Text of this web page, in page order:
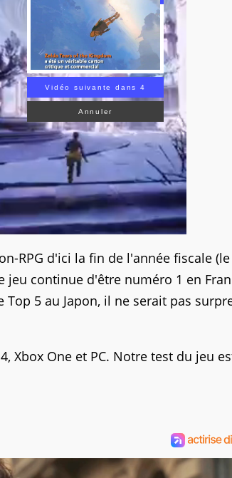
Vidéo suivante dans 2
Annuler
RPG d'ici la fin de l'année fiscale (le
continue d'être numéro 1 en
5 au Japon, il ne serait pas
Xbox One et PC. Notre test du jeu